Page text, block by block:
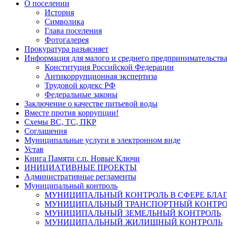
О поселении
История
Символика
Глава поселения
Фотогалерея
Прокуратура разъясняет
Информация для малого и среднего предпринимательства
Конституция Российской Федерации
Антикоррупционная экспертиза
Трудовой кодекс РФ
Федеральные законы
Заключение о качестве питьевой воды
Вместе против коррупции!
Схемы ВС, ТС, ПКР
Соглашения
Муниципальные услуги в электронном виде
Устав
Книга Памяти с.п. Новые Ключи
ИНИЦИАТИВНЫЕ ПРОЕКТЫ
Административные регламенты
Муниципальный контроль
МУНИЦИПАЛЬНЫЙ КОНТРОЛЬ В СФЕРЕ
МУНИЦИПАЛЬНЫЙ ТРАНСПОРТНЫЙ
МУНИЦИПАЛЬНЫЙ ЗЕМЕЛЬНЫЙ КОНТРОЛЬ
МУНИЦИПАЛЬНЫЙ ЖИЛИЩНЫЙ КОНТРОЛЬ